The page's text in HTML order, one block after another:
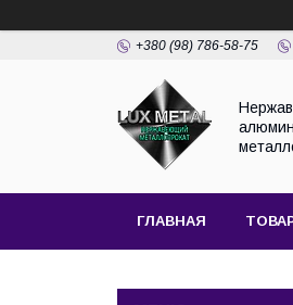
+380 (98) 786-58-75
ГЛАВНАЯ